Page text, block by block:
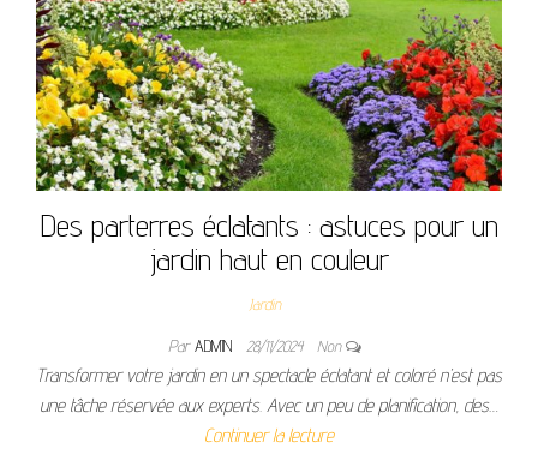
Des parterres éclatants : astuces pour un
jardin haut en couleur
Jardin
ParADMIN 28/11/2024 Non
Transformer votre jardin en un spectacle éclatant et coloré n’est pas
une tâche réservée aux experts. Avec un peu de planification, des…
Continuer la lecture